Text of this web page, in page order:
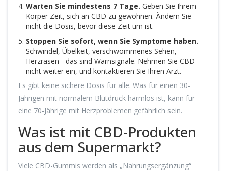
Warten Sie mindestens 7 Tage. Geben Sie Ihrem
Körper Zeit, sich an CBD zu gewöhnen. Ändern Sie
nicht die Dosis, bevor diese Zeit um ist.
Stoppen Sie sofort, wenn Sie Symptome haben.
Schwindel, Übelkeit, verschwommenes Sehen,
Herzrasen - das sind Warnsignale. Nehmen Sie CBD
nicht weiter ein, und kontaktieren Sie Ihren Arzt.
Es gibt keine sichere Dosis für alle. Was für einen 30-
Jährigen mit normalem Blutdruck harmlos ist, kann für
eine 70-Jährige mit Herzproblemen gefährlich sein.
Was ist mit CBD-Produkten
aus dem Supermarkt?
Viele CBD-Gummis werden als „Nahrungsergänzung“